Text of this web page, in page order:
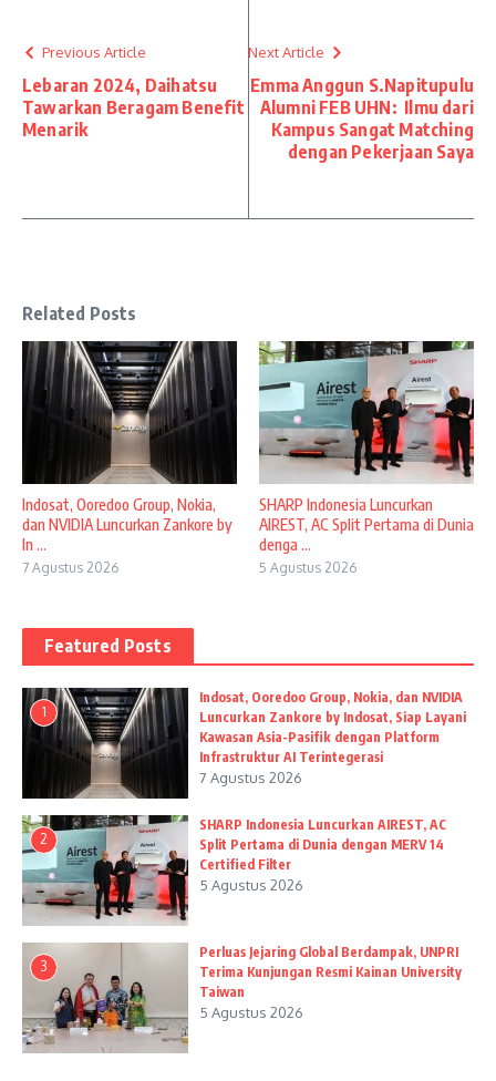
Previous Article
Lebaran 2024, Daihatsu
Tawarkan Beragam Benefit
Menarik
Next Article
Emma Anggun S.Napitupulu
Alumni FEB UHN: Ilmu dari
Kampus Sangat Matching
dengan Pekerjaan Saya
Related Posts
Indosat, Ooredoo Group, Nokia,
dan NVIDIA Luncurkan Zankore by
In ...
7 Agustus 2026
SHARP Indonesia Luncurkan
AIREST, AC Split Pertama di Dunia
denga ...
5 Agustus 2026
Featured Posts
1
Indosat, Ooredoo Group, Nokia, dan NVIDIA
Luncurkan Zankore by Indosat, Siap Layani
Kawasan Asia-Pasifik dengan Platform
Infrastruktur AI Terintegerasi
7 Agustus 2026
2
SHARP Indonesia Luncurkan AIREST, AC
Split Pertama di Dunia dengan MERV 14
Certified Filter
5 Agustus 2026
3
Perluas Jejaring Global Berdampak, UNPRI
Terima Kunjungan Resmi Kainan University
Taiwan
5 Agustus 2026